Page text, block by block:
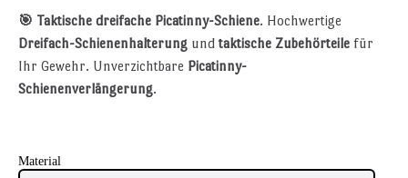
🎯 Taktische dreifache Picatinny-Schiene. Hochwertige
Dreifach-Schienenhalterung undtaktische Zubehörteile für
Ihr Gewehr. Unverzichtbare Picatinny-
Schienenverlängerung.
Material